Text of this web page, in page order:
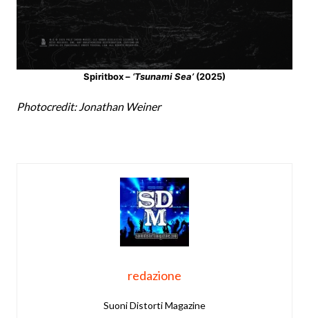
Spiritbox –‘Tsunami Sea’(2025)
Photocredit: Jonathan Weiner
redazione
Suoni Distorti Magazine